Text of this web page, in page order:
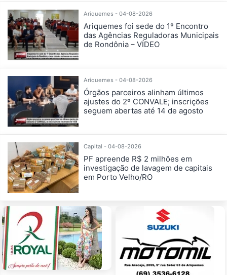
Ariquemes - 04-08-2026
Ariquemes foi sede do 1º Encontro
das Agências Reguladoras Municipais
de Rondônia – VÍDEO
Ariquemes - 04-08-2026
Órgãos parceiros alinham últimos
ajustes do 2º CONVALE; inscrições
seguem abertas até 14 de agosto
Capital - 04-08-2026
PF apreende R$ 2 milhões em
investigação de lavagem de capitais
em Porto Velho/RO